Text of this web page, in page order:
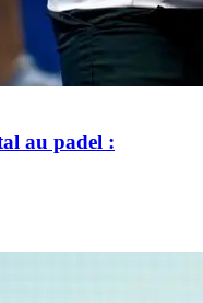
au padel :